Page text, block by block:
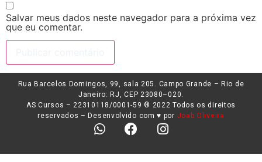
Salvar meus dados neste navegador para a próxima vez
que eu comentar.
Rua Barcelos Domingos, 99, sala 205. Campo Grande – Rio de
Janeiro: RJ, CEP 23080–020.
AS Cursos – 22310118/0001-59 ®️ 2022 Todos os direitos
reservados – Desenvolvido com ♥️ por Joab Oliveira